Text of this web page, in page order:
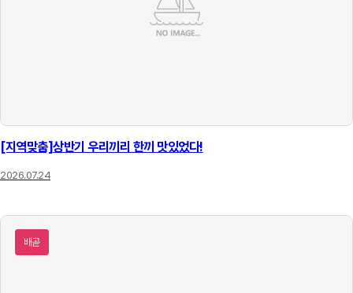
[지역맞춤]상반기 우리끼리 한끼 맛있었다!
2026.07.24
배곧